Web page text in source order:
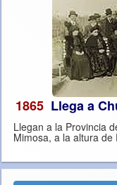
1865 Llega a
Llegan a la Provincia